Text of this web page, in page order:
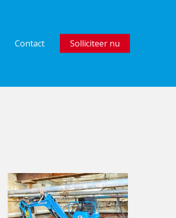
Contact Solliciteer nu
10210317
Brouwersgracht
29